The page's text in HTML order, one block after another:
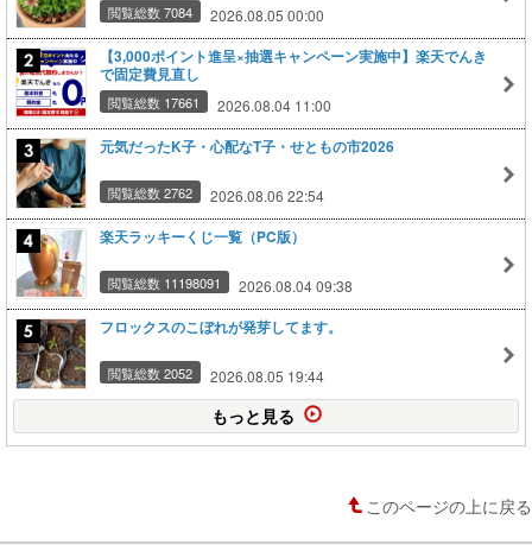
閲覧総数 7084 2026.08.05 00:00
【3,000ポイント進呈×抽選キャンペーン実施中】楽天でんき
で固定費見直し
閲覧総数 17661 2026.08.04 11:00
元気だったK子・心配なT子・せともの市2026
閲覧総数 2762 2026.08.06 22:54
楽天ラッキーくじ一覧（PC版）
閲覧総数 11198091 2026.08.04 09:38
フロックスのこぼれが発芽してます。
閲覧総数 2052 2026.08.05 19:44
もっと見る
このページの上に戻る